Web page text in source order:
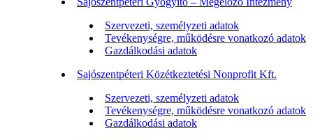
Szervezeti, személyzeti adatok
Tevékenységre, működésre vonatkozó adatok
Gazdálkodási adatok
Sajószentpéteri Közétkeztetési Nonprofit Kft.
Szervezeti, személyzeti adatok
Tevékenységre, működésre vonatkozó adatok
Gazdálkodási adatok